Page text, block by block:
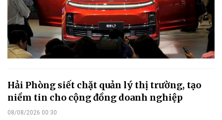
Hải Phòng siết chặt quản lý thị trường, tạo
niềm tin cho cộng đồng doanh nghiệp
08/08/2026 00:30